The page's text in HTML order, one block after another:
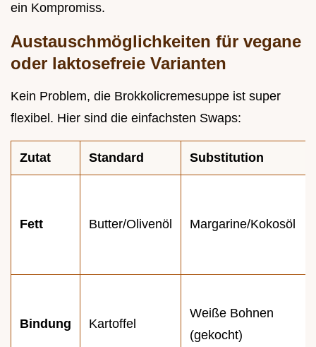
ein Kompromiss.
Austauschmöglichkeiten für vegane
oder laktosefreie Varianten
Kein Problem, die Brokkolicremesuppe ist super
flexibel. Hier sind die einfachsten Swaps:
Zutat Standard Substitution
Fett Butter/Olivenöl Margarine/Kokosöl
Bindung Kartoffel
Weiße Bohnen
(gekocht)